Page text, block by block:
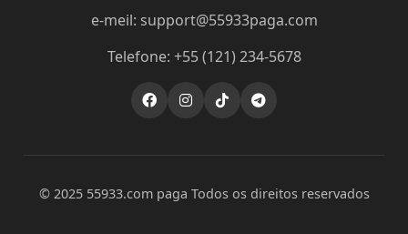
e-meil: support@55933paga.com
Telefone: +55 (121) 234-5678
© 2025 55933.com paga Todos os direitos reservados